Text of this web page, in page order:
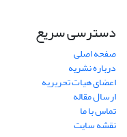
دسترسی سریع
صفحه اصلی
درباره نشریه
اعضای هیات تحریریه
ارسال مقاله
تماس با ما
نقشه سایت